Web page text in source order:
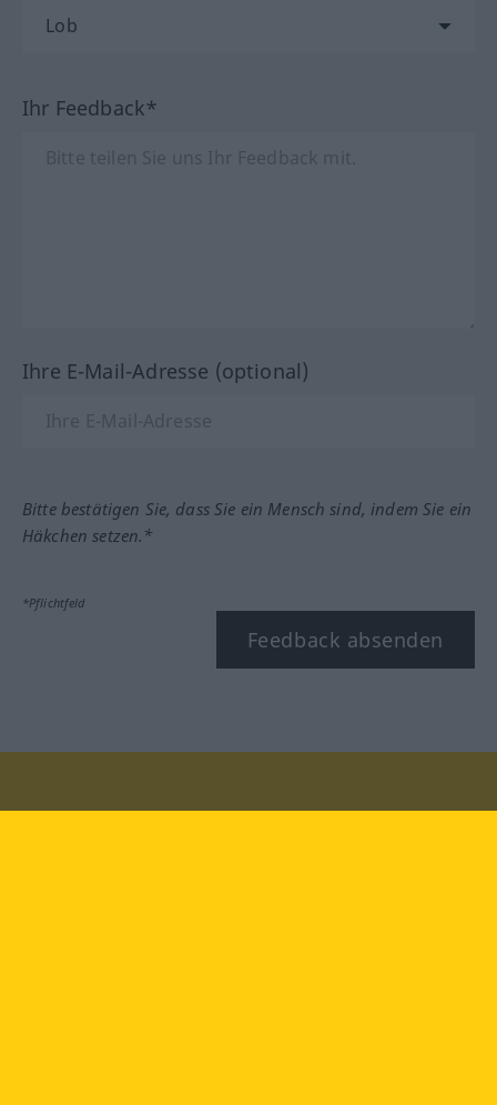
Ihr Feedback*
Ihre E-Mail-Adresse (optional)
Bitte bestätigen Sie, dass Sie ein Mensch sind, indem Sie ein
Häkchen setzen.*
*Pflichtfeld
Feedback absenden
Besuchen Sie uns auf: